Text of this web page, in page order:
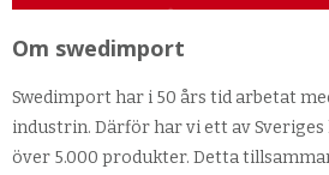
Om swedimport
Swedimport har i 50 års tid arbetat
industrin. Därför har vi ett av
över 5.000 produkter. Detta